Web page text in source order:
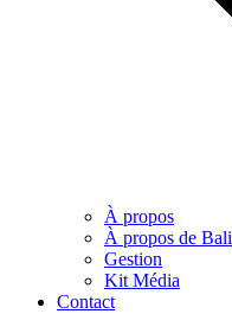
À propos
À propos de Bali
Gestion
Kit Média
Contact